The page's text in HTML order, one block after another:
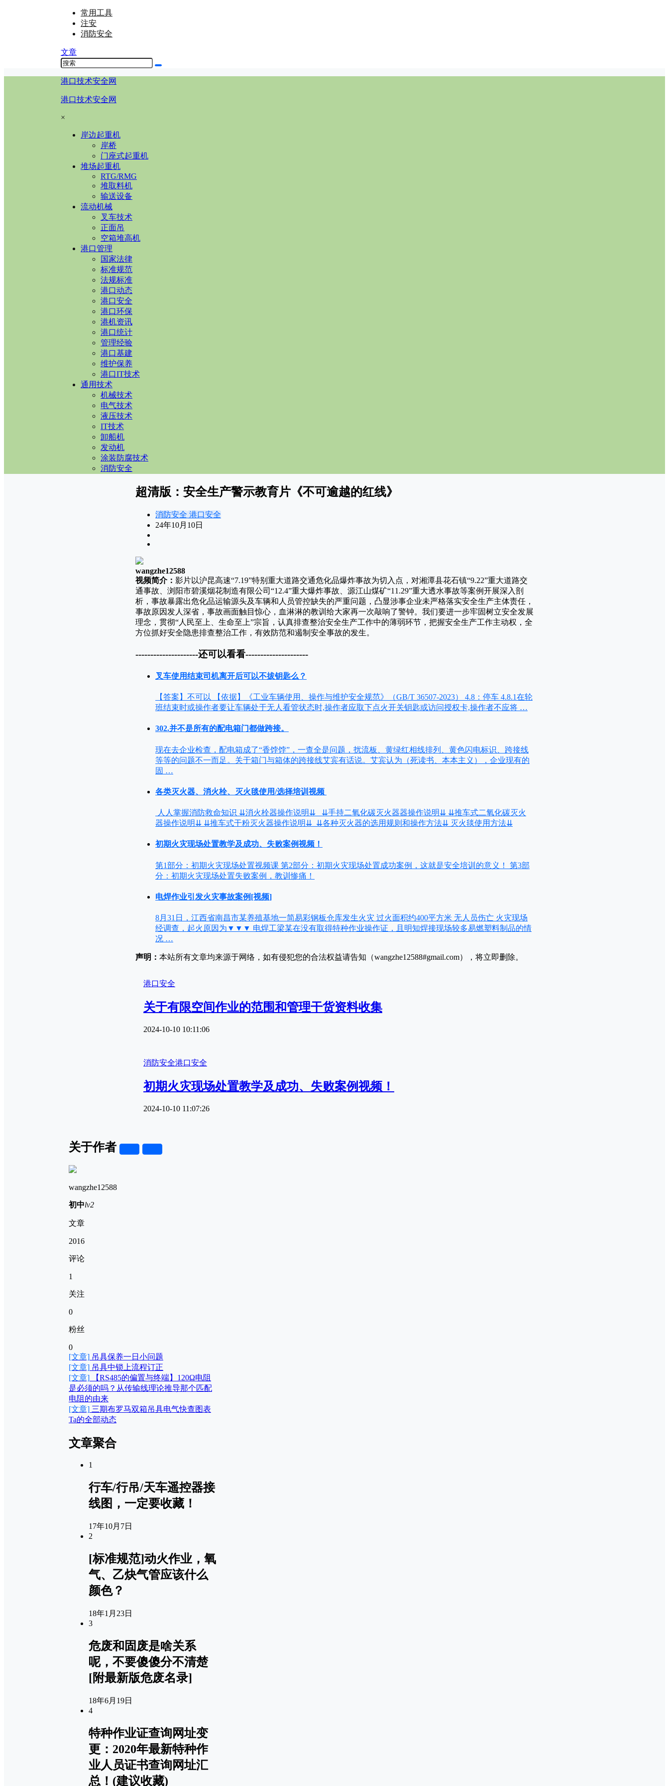
常用工具
注安
消防安全
文章
港口技术安全网
港口技术安全网
×
岸边起重机
岸桥
门座式起重机
堆场起重机
RTG/RMG
堆取料机
输送设备
流动机械
叉车技术
正面吊
空箱堆高机
港口管理
国家法律
标准规范
法规标准
港口动态
港口安全
港口环保
港机资讯
港口统计
管理经验
港口基建
维护保养
港口IT技术
通用技术
机械技术
电气技术
液压技术
IT技术
卸船机
发动机
涂装防腐技术
消防安全
超清版：安全生产警示教育片《不可逾越的红线》
消防安全 港口安全
24年10月10日
wangzhe12588
视频简介： 影片以沪昆高速“7.19”特别重大道路交通危化品爆炸事故为切入点，对湘潭县花石镇“9.22”重大道路交
通事故、浏阳市碧溪烟花制造有限公司“12.4”重大爆炸事故、源江山煤矿“11.29”重大透水事故等案例开展深入剖
析，事故暴露出危化品运输源头及车辆和人员管控缺失的严重问题，凸显涉事企业未严格落实安全生产主体责任，
事故原因发人深省，事故画面触目惊心，血淋淋的教训给大家再一次敲响了警钟。我们要进一步牢固树立安全发展
理念，贯彻“人民至上、生命至上”宗旨，认真排查整治安全生产工作中的薄弱环节，把握安全生产工作主动权，全
方位抓好安全隐患排查整治工作，有效防范和遏制安全事故的发生。
---------------------还可以看看---------------------
叉车使用结束司机离开后可以不拔钥匙么？
【答案】不可以 【依据】《工业车辆使用、操作与维护安全规范》（GB/T 36507-2023） 4.8：停车 4.8.1在轮
班结束时或操作者要让车辆处于无人看管状态时,操作者应取下点火开关钥匙或访问授权卡,操作者不应将 …
302.并不是所有的配电箱门都做跨接。
现在去企业检查，配电箱成了“香饽饽”，一查全是问题，扰流板、黄绿红相线排列、黄色闪电标识、跨接线
等等的问题不一而足。关于箱门与箱体的跨接线艾宾有话说。艾宾认为（死读书、本本主义），企业现有的
固 …
各类灭火器、消火栓、灭火毯使用/选择培训视频
人人掌握消防救命知识 ⇊消火栓器操作说明⇊ ⇊手持二氧化碳灭火器器操作说明⇊ ⇊推车式二氧化碳灭火
器操作说明⇊ ⇊推车式干粉灭火器操作说明⇊ ⇊各种灭火器的选用规则和操作方法⇊ 灭火毯使用方法⇊
初期火灾现场处置教学及成功、失败案例视频！
第1部分：初期火灾现场处置视频课 第2部分：初期火灾现场处置成功案例，这就是安全培训的意义！ 第3部
分：初期火灾现场处置失败案例，教训惨痛！
电焊作业引发火灾事故案例[视频]
8月31日，江西省南昌市某养殖基地一简易彩钢板仓库发生火灾 过火面积约400平方米 无人员伤亡 火灾现场
经调查，起火原因为▼▼▼ 电焊工梁某在没有取得特种作业操作证，且明知焊接现场较多易燃塑料制品的情
况 …
声明： 本站所有文章均来源于网络，如有侵犯您的合法权益请告知（wangzhe12588#gmail.com），将立即删除。
港口安全
关于有限空间作业的范围和管理干货资料收集
2024-10-10 10:11:06
消防安全港口安全
初期火灾现场处置教学及成功、失败案例视频！
2024-10-10 11:07:26
关于作者
wangzhe12588
初中lv2
文章
2016
评论
1
关注
0
粉丝
0
[文章] 吊具保养一日小问题
[文章] 吊具中锁上流程订正
[文章] 【RS485的偏置与终端】120Ω电阻
是必须的吗？从传输线理论推导那个匹配
电阻的由来
[文章] 三期布罗马双箱吊具电气快查图表
Ta的全部动态
文章聚合
1
行车/行吊/天车遥控器接
线图，一定要收藏！
17年10月7日
2
[标准规范]动火作业，氧
气、乙炔气管应该什么
颜色？
18年1月23日
3
危废和固废是啥关系
呢，不要傻傻分不清楚
[附最新版危废名录]
18年6月19日
4
特种作业证查询网址变
更：2020年最新特种作
业人员证书查询网址汇
总！(建议收藏)